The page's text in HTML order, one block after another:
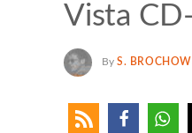
Vista
By S.